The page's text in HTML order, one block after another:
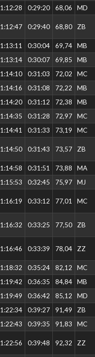
1:12:28 0:29:20 68,06 MD
1:12:47 0:29:40 68,80 ZB
1:13:11 0:30:04 69,74
MB
1:13:14 0:30:07 69,85
MB
1:14:10 0:31:03 72,02
MC
1:14:16 0:31:08 72,22
MB
1:14:20 0:31:12 72,38
MB
1:14:35 0:31:28 72,97
MC
1:14:41 0:31:33 73,19 MC
1:14:50 0:31:43 73,57 ZB
1:14:58 0:31:51 73,88
MA
1:15:53 0:32:45 75,97 MJ
1:16:19 0:33:12 77,01 MC
1:16:32 0:33:25 77,50 ZB
1:16:46 0:33:39 78,04 ZZ
1:18:32 0:35:24 82,12
MC
1:19:42 0:36:35 84,84
MB
1:19:49 0:36:42 85,12
MD
1:22:34 0:39:27 91,49
ZB
1:22:43 0:39:35 91,83 MC
1:22:56 0:39:48 92,32 ZZ